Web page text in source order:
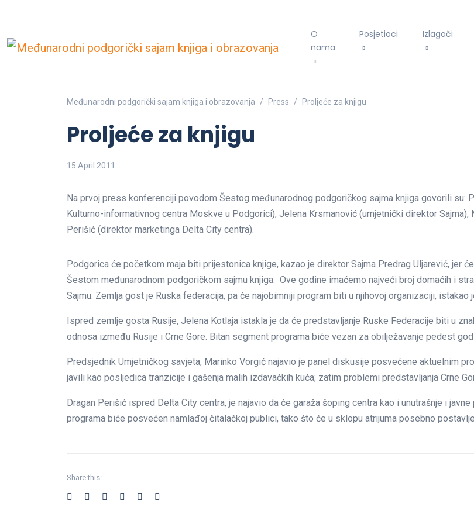
O
nama
Posjetioci Izlagači
Međunarodni podgorički sajam knjiga i obrazovanja Press Proljeće za knjigu
Proljeće za knjigu
15 April 2011
Na prvoj press konferenciji povodom Šestog međunarodnog podgoričkog sajma knjiga govorili su:
Kulturno-informativnog centra Moskve u Podgorici), Jelena Krsmanović (umjetnički direktor
Perišić (direktor marketinga Delta City centra).
Podgorica će početkom maja biti prijestonica knjige, kazao je direktor Sajma Predrag Uljarević, jer
Šestom međunarodnom podgoričkom sajmu knjiga. Ove godine imaćemo najveći broj domaćih i
Sajmu. Zemlja gost je Ruska federacija, pa će najobimniji program biti u njihovoj organizaciji, istakao
Ispred zemlje gosta Rusije, Jelena Kotlaja istakla je da će predstavljanje Ruske Federacije biti u
odnosa između Rusije i Crne Gore. Bitan segment programa biće vezan za obilježavanje pedest
Predsjednik Umjetničkog savjeta, Marinko Vorgić najavio je panel diskusije posvećene aktuelnim
javili kao posljedica tranzicije i gašenja malih izdavačkih kuća; zatim problemi predstavljanja Crne
Dragan Perišić ispred Delta City centra, je najavio da će garaža šoping centra kao i unutrašnje i
programa biće posvećen namlađoj čitalačkoj publici, tako što će u sklopu atrijuma posebno
Share this: